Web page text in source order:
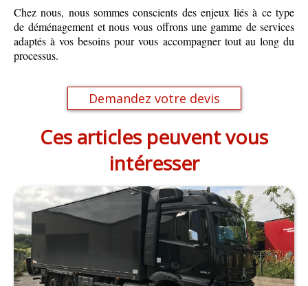
Chez nous, nous sommes conscients des enjeux liés à ce type
de déménagement et nous vous offrons une gamme de services
adaptés à vos besoins pour vous accompagner tout au long du
processus.
Demandez votre devis
Ces articles peuvent vous
intéresser